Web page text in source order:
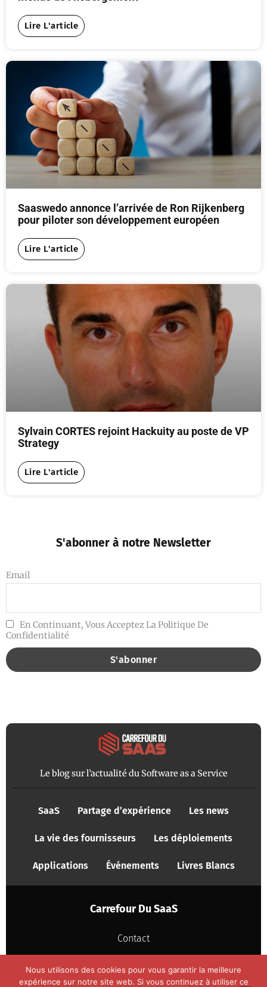
Lire L'article
Saaswedo annonce l’arrivée de Ron Rijkenberg
pour piloter son développement européen
Lire L'article
Sylvain CORTES rejoint Hackuity au poste de VP
Strategy
Lire L'article
S'abonner à notre Newsletter
Email
En Continuant, Vous Acceptez La Politique De
Confidentialité
Le blog sur l’actualité du Software as a Service
SaaS Partage d’expérience Les news
La vie des fournisseurs Les déploiements
Applications Événements Livres Blancs
Carrefour Du SaaS
Contact
Politique de Confidentialité
Nous utilisons des cookies pour vous garantir la meilleure
expérience sur notre site web. Si vous continuez à utiliser ce